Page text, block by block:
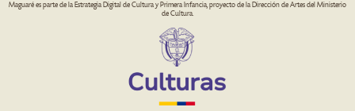
Maguaré es parte de la Estrategia Digital de Cultura y Primera Infancia, proyecto de la Dirección de Artes del Ministerio
de Cultura.